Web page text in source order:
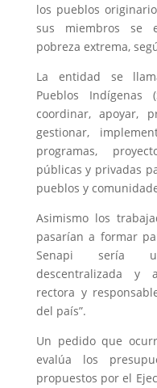
los pueblos
sus miembros se
pobreza extrema,
La entidad se
Pueblos Indígenas
coordinar, apoyar,
gestionar,
programas,
públicas y privadas
pueblos y
Asimismo los
pasarían a formar
Senapi sería
descentralizada y
rectora y
del país”.
Un pedido que
evalúa los
propuestos por el